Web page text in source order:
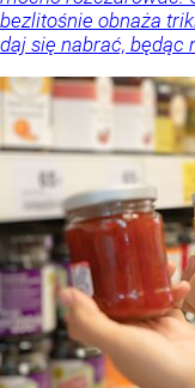
bezlitośnie obnaża
daj się nabrać, będąc